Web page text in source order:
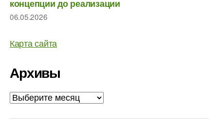
концепции до реализации
06.05.2026
Карта сайта
Архивы
Архивы